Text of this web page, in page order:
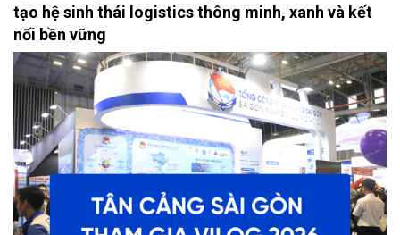
tạo hệ sinh thái logistics thông minh, xanh và kết
nối bền vững